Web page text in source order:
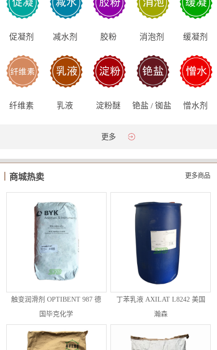
促凝剂 减水剂 胶粉 消泡剂 缓凝剂
纤维素 乳液 淀粉醚 铯盐 / 铷盐 憎水剂
更多
商城热卖 更多商品
触变润滑剂 OPTIBENT 987 德
国毕克化学
丁苯乳液 AXILAT L8242 美国
瀚森